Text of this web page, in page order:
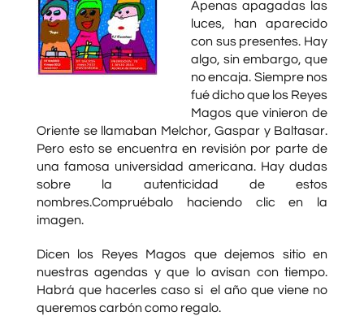
Apenas apagadas las
luces, han aparecido
con sus presentes. Hay
algo, sin embargo, que
no encaja. Siempre nos
fué dicho que los Reyes
Magos que vinieron de
Oriente se llamaban Melchor, Gaspar y Baltasar.
Pero esto se encuentra en revisión por parte de
una famosa universidad americana. Hay dudas
sobre la autenticidad de estos
nombres.Compruébalo haciendo clic en la
imagen.
Dicen los Reyes Magos que dejemos sitio en
nuestras agendas y que lo avisan con tiempo.
Habrá que hacerles caso si el año que viene no
queremos carbón como regalo.